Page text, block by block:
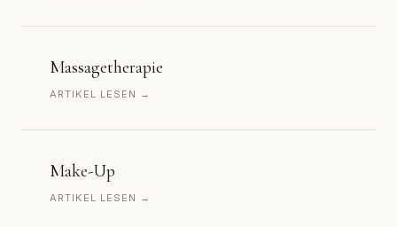
Massagetherapie
ARTIKEL LESEN →
Make-Up
ARTIKEL LESEN →